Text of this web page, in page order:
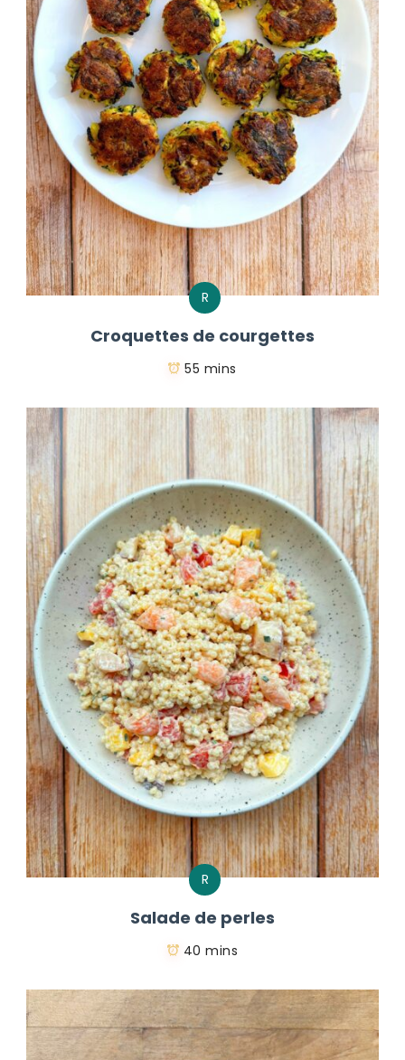
R
Croquettes de courgettes
55 mins
R
Salade de perles
40 mins